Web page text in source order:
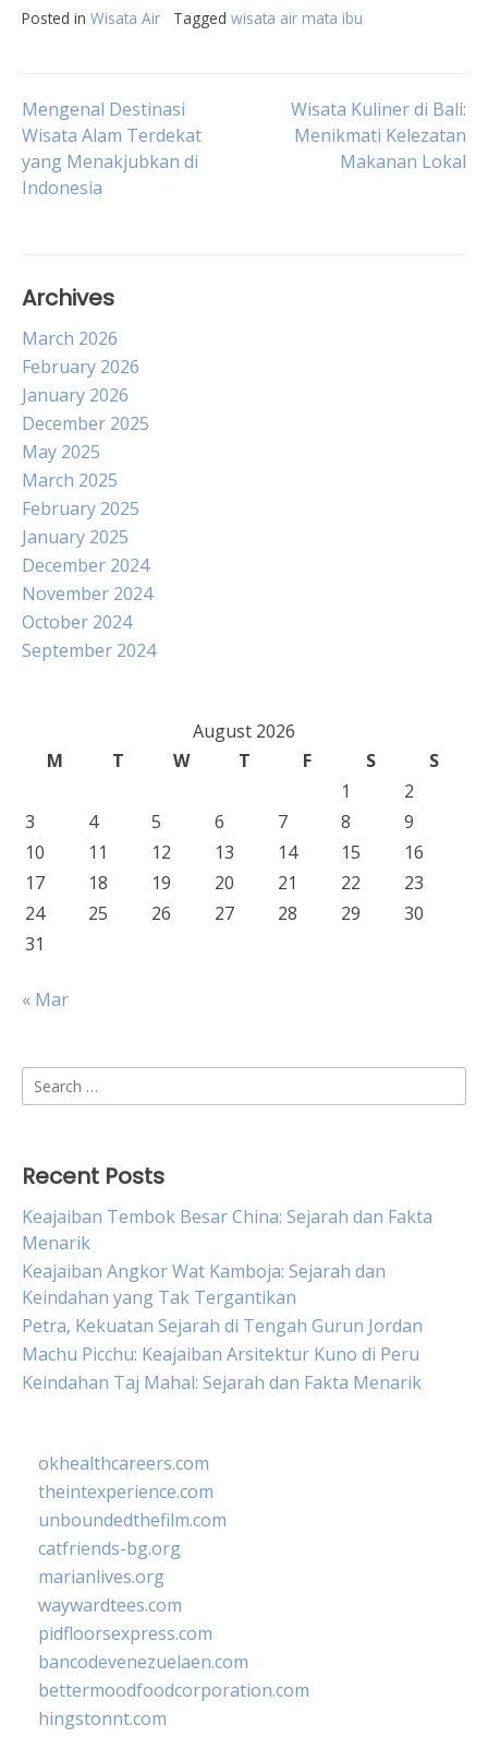
Posted in Wisata Air Tagged wisata air mata ibu
Post
navigation
Mengenal Destinasi
Wisata Alam Terdekat
yang Menakjubkan di
Indonesia
Wisata Kuliner di Bali:
Menikmati Kelezatan
Makanan Lokal
Archives
March 2026
February 2026
January 2026
December 2025
May 2025
March 2025
February 2025
January 2025
December 2024
November 2024
October 2024
September 2024
August 2026
M
T W T F S
S
1
2
3
4 5 6 7 8
9
10
11 12 13 14 15
16
17
18 19 20 21 22
23
24
25 26 27 28 29
30
31
« Mar
Search
for:
Recent Posts
Keajaiban Tembok Besar China: Sejarah dan Fakta
Menarik
Keajaiban Angkor Wat Kamboja: Sejarah dan
Keindahan yang Tak Tergantikan
Petra, Kekuatan Sejarah di Tengah Gurun Jordan
Machu Picchu: Keajaiban Arsitektur Kuno di Peru
Keindahan Taj Mahal: Sejarah dan Fakta Menarik
okhealthcareers.com
theintexperience.com
unboundedthefilm.com
catfriends-bg.org
marianlives.org
waywardtees.com
pidfloorsexpress.com
bancodevenezuelaen.com
bettermoodfoodcorporation.com
hingstonnt.com